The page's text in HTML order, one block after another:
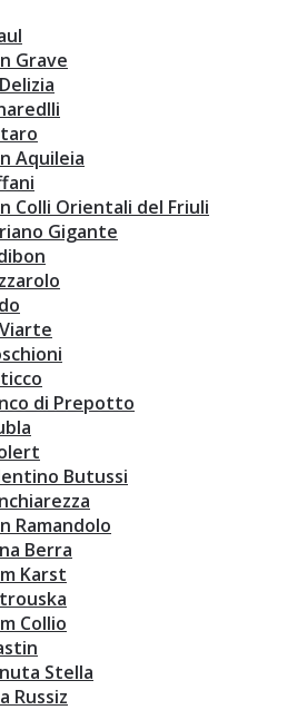
Grave
Aquileia
Colli Orientali del Friuli
Gigante
di Prepotto
Butussi
Ramandolo
Berra
Karst
Collio
Stella
Russiz